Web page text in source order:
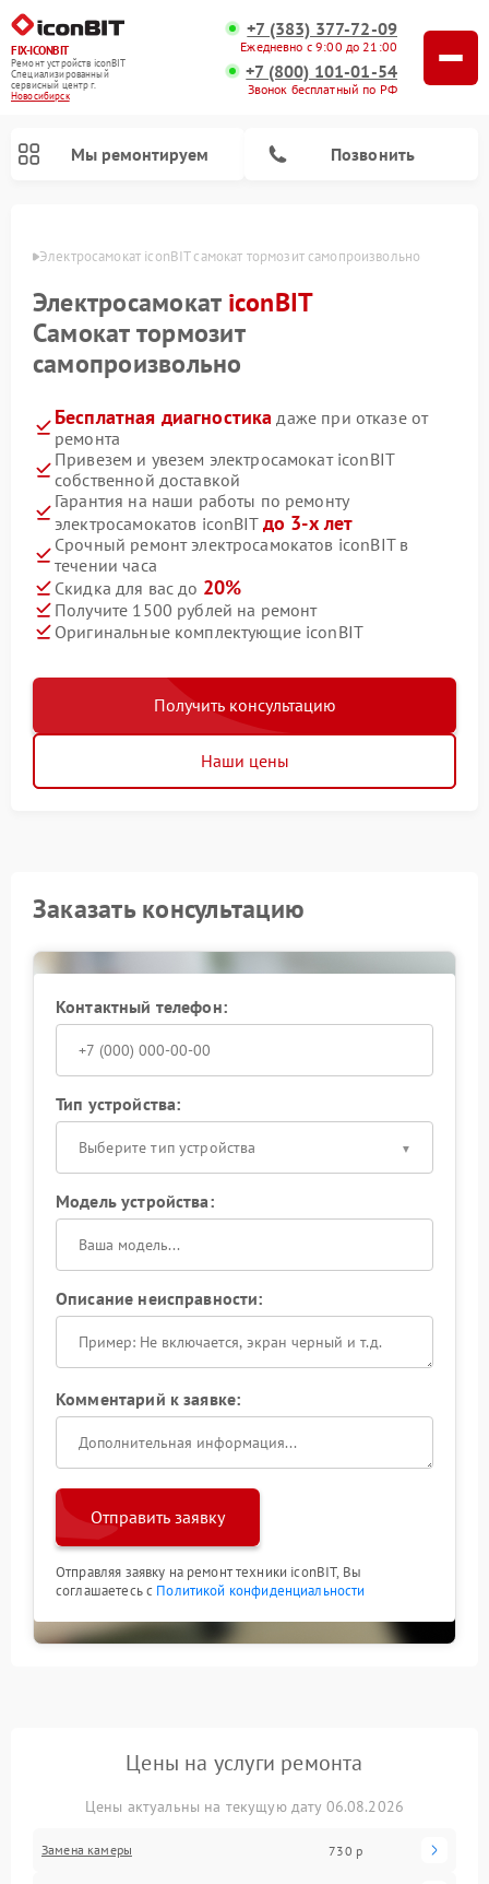
FIX-ICONBIT
Ремонт устройств iconBIT
Специализированный
cервисный центр г.
Новосибирск
+7 (383) 377-72-09
Ежедневно с 9:00 до 21:00
+7 (800) 101-01-54
Звонок бесплатный по РФ
Мы ремонтируем Позвонить
Электросамокат iconBIT самокат тормозит самопроизвольно
Электросамокат iconBIT
Самокат тормозит
самопроизвольно
Бесплатная диагностика даже при отказе от
ремонта
Привезем и увезем электросамокат iconBIT
собственной доставкой
Гарантия на наши работы по ремонту
электросамокатов iconBIT до 3-х лет
Срочный ремонт электросамокатов iconBIT в
течении часа
Скидка для вас до 20%
Получите 1500 рублей на ремонт
Оригинальные комплектующие iconBIT
Получить консультацию
Наши цены
Заказать консультацию
Контактный телефон:
Тип устройства:
Выберите тип устройства
Модель устройства:
Описание неисправности:
Комментарий к заявке:
Отправить заявку
Отправляя заявку на ремонт техники iconBIT, Вы
соглашаетесь с Политикой конфиденциальности
Цены на услуги ремонта
Цены актуальны на текущую дату 06.08.2026
Замена камеры 730 р